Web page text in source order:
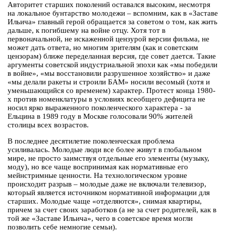
Авторитет старших поколений оставался высоким, несмотря
на локальное бунтарство молодежи – вспомним, как в «Заставе
Ильича» главный герой обращается за советом о том, как жить
дальше, к погибшему на войне отцу. Хотя тот в
первоначальной, не искаженной цензурой версии фильма, не
может дать ответа, но многим зрителям (как и советским
цензорам) ближе переделанная версия, где совет дается. Такие
аргументы советской индустриальной эпохи как «мы победили
в войне», «мы восстановили разрушенное хозяйство» и даже
«мы делали ракеты и строили БАМ» носили весомый (хотя и
уменьшающийся со временем) характер. Протест конца 1980-
х против номенклатуры в условиях всеобщего дефицита не
носил ярко выраженного поколенческого характера - за
Ельцина в 1989 году в Москве голосовали 90% жителей
столицы всех возрастов.
В последнее десятилетие поколенческая проблема
усиливалась. Молодые люди все более живут в глобальном
мире, не просто заимствуя отдельные его элементы (музыку,
моду), но все чаще воспринимая как нормативные его
мейнстримные ценности. На технологическом уровне
происходит разрыв – молодые даже не включали телевизор,
который является источником нормативной информации для
старших. Молодые чаще «отделяются», снимая квартиры,
причем за счет своих заработков (а не за счет родителей, как в
той же «Заставе Ильича», чего в советское время могли
позволить себе немногие семьи).